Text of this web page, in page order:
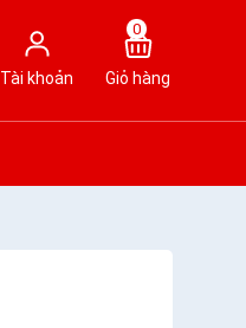
Tài khoản
0
Giỏ hàng